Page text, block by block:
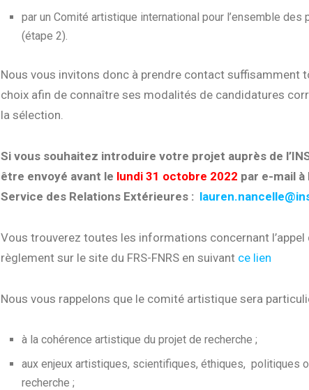
par un Comité artistique international pour l’ensemble des
(étape 2).
Nous vous invitons donc à prendre contact suffisamment
choix afin de connaître ses modalités de candidatures
la sélection.
Si vous souhaitez introduire votre projet auprès de
être envoyé avant le lundi 31 octobre 2022 par e-mail
Service des Relations Extérieures :
Vous trouverez toutes les informations concernant
règlement sur le site du FRS-FNRS en suivant ce lien
Nous vous rappelons que le comité artistique sera
à la cohérence artistique du projet de recherche ;
aux enjeux artistiques, scientifiques, éthiques, politiques
recherche ;